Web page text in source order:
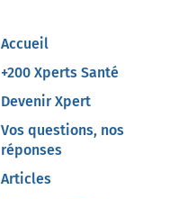
Accueil
+200 Xperts Santé
Devenir Xpert
Vos questions, nos
réponses
Articles